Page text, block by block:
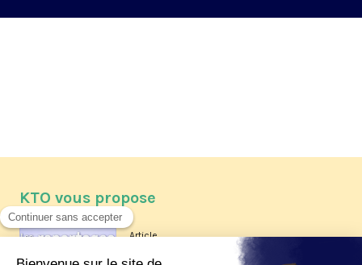
KTO vous propose
Article
Les reportages d'été 2026 de KTO